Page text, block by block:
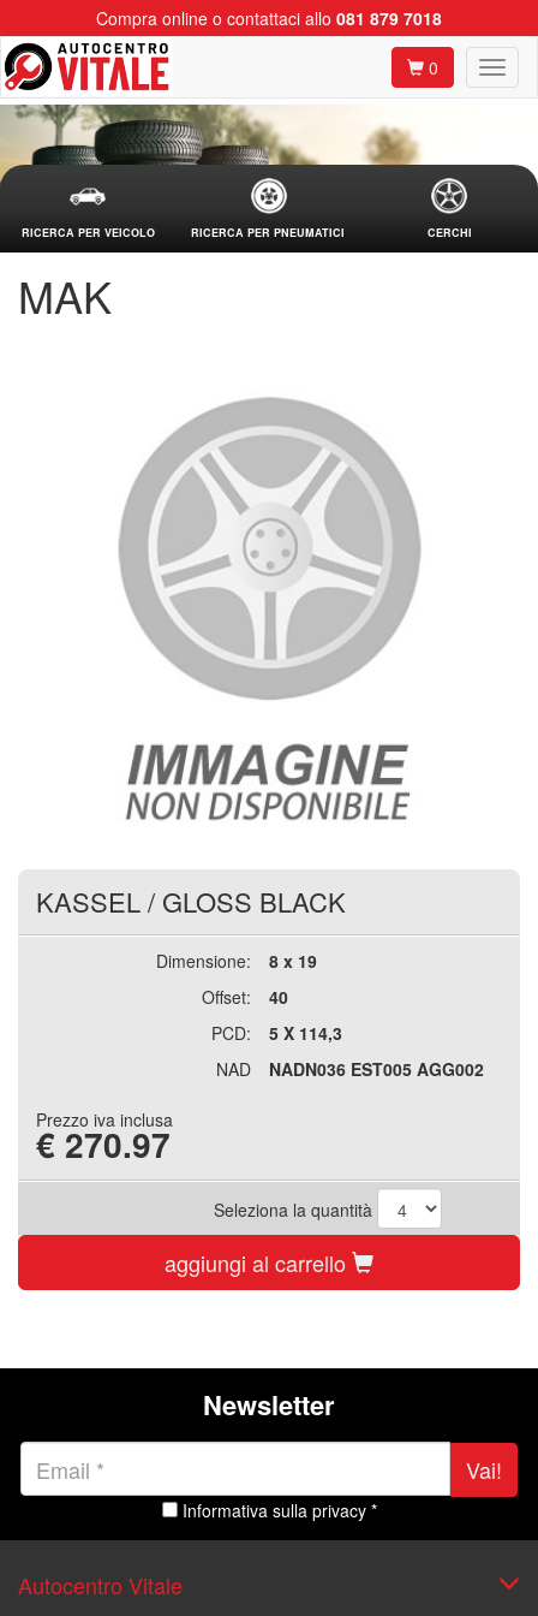
Compra online o contattaci allo 081 879 7018
0
RICERCA PER VEICOLO RICERCA PER PNEUMATICI CERCHI
MAK
KASSEL/ GLOSS BLACK
Dimensione:
8 x 19
Offset:
40
PCD:
5 X 114,3
NAD
NADN036 EST005 AGG002
Prezzo iva inclusa
€ 270.97
Seleziona la quantità
aggiungi al carrello
Newsletter
Vai!
Informativa sulla privacy *
Autocentro Vitale